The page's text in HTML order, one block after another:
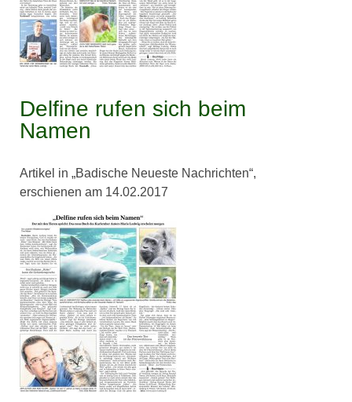
Delfine rufen sich beim
Namen
Artikel in „Badische Neueste Nachrichten“,
erschienen am 14.02.2017